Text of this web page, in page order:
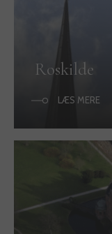
Roskilde
LÆS MERE